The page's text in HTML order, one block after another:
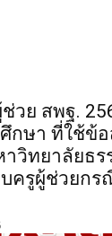
วย สพฐ.
กษา ที่ใช้ข้
วิทยาลัยธร
ครูผู้ช่วยกร